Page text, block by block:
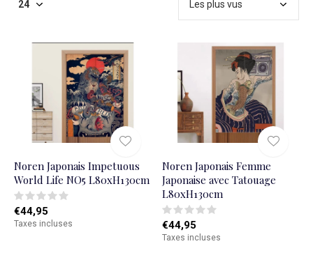
Noren Japonais Impetuous
World Life NO5 L80xH130cm
€44,95
Taxes incluses
Noren Japonais Femme
Japonaise avec Tatouage
L80xH130cm
€44,95
Taxes incluses